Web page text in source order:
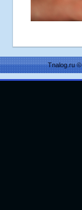
Tnalog.ru